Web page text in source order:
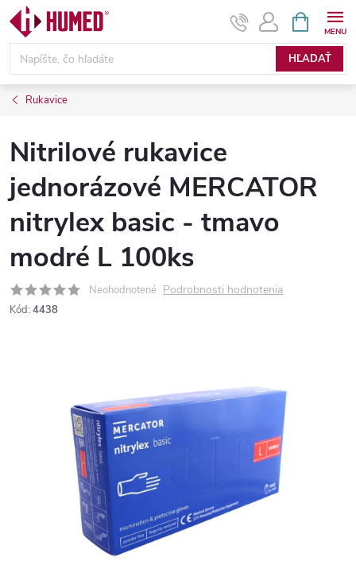
Prejsť
obsah
HĽADAŤ
KOŠÍK
Rukavice
Nitrilové rukavice
jednorázové MERCATOR
nitrylex basic - tmavo
modré L 100ks
Neohodnotené Podrobnosti hodnotenia
Kód: 4438